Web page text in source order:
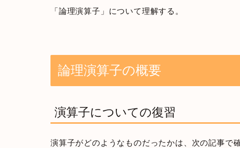
「論理演算子」について理解する。
論理演算子の概要
演算子についての復習
演算子がどのようなものだったかは、次の記事で